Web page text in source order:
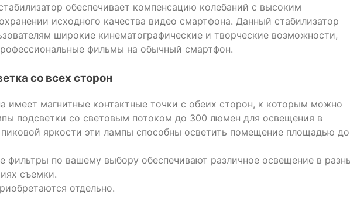
обеспечивает компенсацию колебаний с высоким
исходного качества видео смартфона. Данный стабилизатор
широкие кинематографические и творческие возможности,
фильмы на обычный смартфон.
со всех сторон
имеет магнитные контактные точки с обеих сторон, к которым можно
подсветки со световым потоком до 300 люмен для освещения в
яркости эти лампы способны осветить помещение площадью до
фильтры по вашему выбору обеспечивают различное освещение в
съемки.
отдельно.